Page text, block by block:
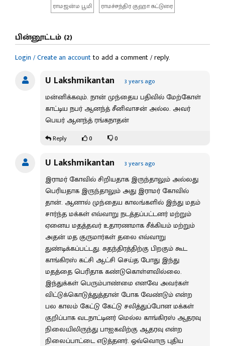
ராமஜன்ம பூமி
ராமச்சந்திர குஹா கட்டுரை
பின்னூட்டம் (2)
Login / Create an accountto add a comment / reply.
U Lakshmikantan 3 years ago
மன்னிக்கவும். நான் முந்தைய பதிவில் மேற்கோள்
காட்டிய நபர் ஆனந்த் சீனிவாசன் அல்ல. அவர்
பெயர் ஆனந்த் ரங்கநாதன்
Reply 0 0
U Lakshmikantan 3 years ago
இராமர் கோவில் சிறியதாக இருந்தாலும் அல்லது
பெரியதாக இருந்தாலும் அது இராமர் கோவில்
தான். ஆனால் முந்தைய காலங்களில் இந்து மதம்
சார்ந்த மக்கள் எவ்வாறு நடத்தப்பட்டனர் மற்றும்
ஏனைய மதத்தவர் உதாரணமாக சீக்கியம் மற்றும்
அதன் மத குருமார்கள் தலை எவ்வாறு
துண்டிக்கப்பட்டது. சுதந்திரத்திற்கு பிறகும் கூட
காங்கிரஸ் கட்சி ஆட்சி செய்த போது இந்து
மதத்தை பெரிதாக கண்டுகொள்ளவில்லை.
இந்துக்கள் பெரும்பாண்மை எனவே அவர்கள்
விட்டுக்கொடுத்துத்தான் போக வேண்டும் என்ற
பல காலம் கேட்டு கேட்டு சலித்துப்போன மக்கள்
குறிப்பாக வடநாட்டினர் மெல்ல காங்கிரஸ் ஆதரவு
நிலையிலிருந்து பாஐகவிற்கு ஆதரவு என்ற
நிலைப்பாட்டை எடுத்தனர். ஒவ்வொரு புதிய